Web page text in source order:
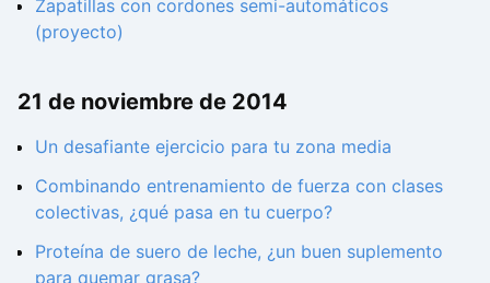
Zapatillas con cordones semi-automáticos
(proyecto)
21 de noviembre de 2014
Un desafiante ejercicio para tu zona media
Combinando entrenamiento de fuerza con clases
colectivas, ¿qué pasa en tu cuerpo?
Proteína de suero de leche, ¿un buen suplemento
para quemar grasa?